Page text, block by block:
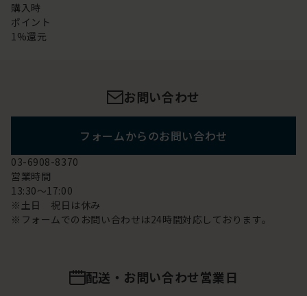
購入時
ポイント
1%還元
お問い合わせ
フォームからのお問い合わせ
03-6908-8370
営業時間
13:30～17:00
※土日 祝日は休み
※フォームでのお問い合わせは24時間対応しております。
配送・お問い合わせ営業日